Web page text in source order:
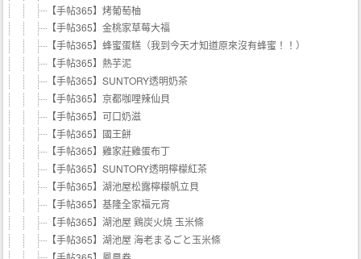
【手帖365】烤葡萄柚
【手帖365】金桃家草莓大福
【手帖365】蜂蜜蛋糕（我到今天才知道原來沒有蜂蜜！！）
【手帖365】熱芋泥
【手帖365】SUNTORY透明奶茶
【手帖365】京都咖哩辣仙貝
【手帖365】可口奶滋
【手帖365】國王餅
【手帖365】雞家莊雞蛋布丁
【手帖365】SUNTORY透明檸檬紅茶
【手帖365】湖池屋松露檸檬帆立貝
【手帖365】基隆全家福元宵
【手帖365】湖池屋 鶏炭火焼 玉米條
【手帖365】湖池屋 海老まるごと玉米條